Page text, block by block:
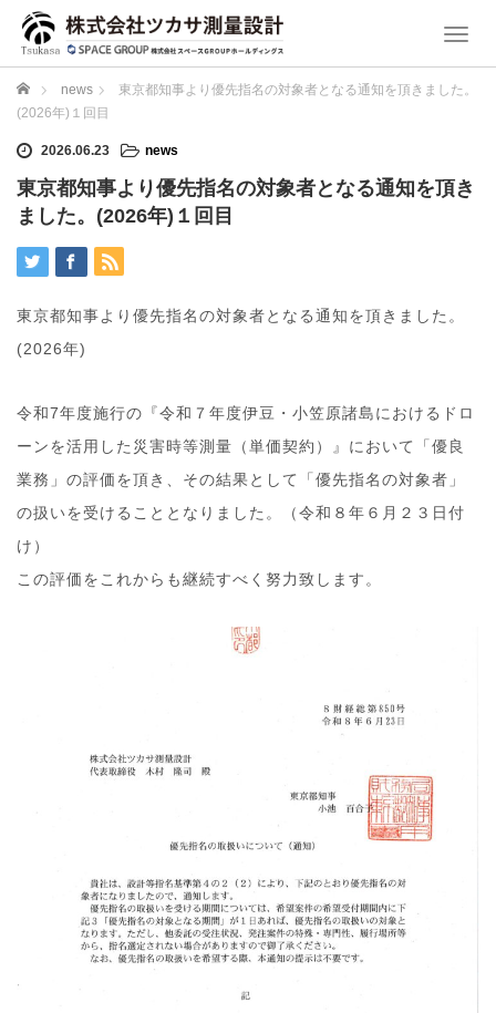
T
g
a
ホーム news
東京都知事より優先指名の対象者となる通知を頂きました。
(2026年)１回目
2026.06.23 news
東京都知事より優先指名の対象者となる通知を頂き
ました。(2026年)１回目
東京都知事より優先指名の対象者となる通知を頂きました。
(2026年)
令和7年度施行の『令和７年度伊豆・小笠原諸島におけるドロ
ーンを活用した災害時等測量（単価契約）』において「優良
業務」の評価を頂き、その結果として「優先指名の対象者」
の扱いを受けることとなりました。（令和８年６月２３日付
け）
この評価をこれからも継続すべく努力致します。